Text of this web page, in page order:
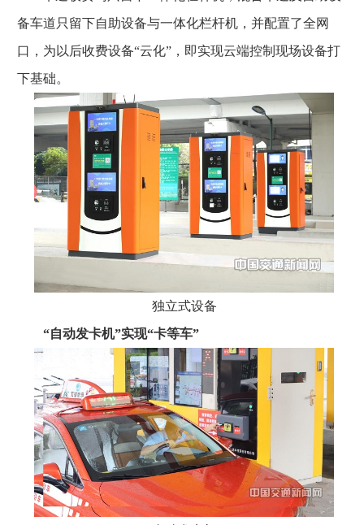
备车道只留下自助设备与一体化栏杆机，并配置了全网
口，为以后收费设备“云化”，即实现云端控制现场设备打
下基础。
独立式设备
“自动发卡机”实现“卡等车”